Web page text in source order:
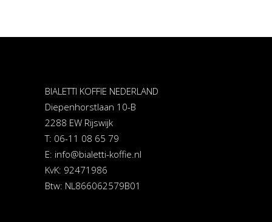
BIALETTI KOFFIE NEDERLAND
Diepenhorstlaan 10-B
2288 EW Rijswijk
T: 06-11 08 65 79
E: info@bialetti-koffie.nl
KvK: 92471986
Btw: NL866062579B01